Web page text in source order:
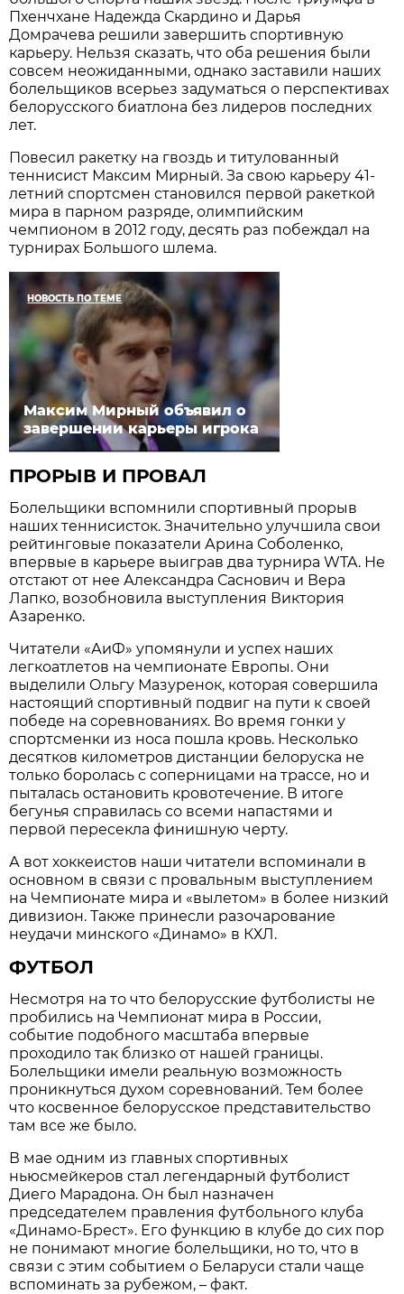
Пхенчхане Надежда Скардино и Дарья
Домрачева решили завершить спортивную
карьеру. Нельзя сказать, что оба решения были
совсем неожиданными, однако заставили наших
болельщиков всерьез задуматься о перспективах
белорусского биатлона без лидеров последних
лет.
Повесил ракетку на гвоздь и титулованный
теннисист Максим Мирный. За свою карьеру 41-
летний спортсмен становился первой ракеткой
мира в парном разряде, олимпийским
чемпионом в 2012 году, десять раз побеждал на
турнирах Большого шлема.
НОВОСТЬ ПО ТЕМЕ
Максим Мирный объявил о
завершении карьеры игрока
ПРОРЫВ И ПРОВАЛ
Болельщики вспомнили спортивный прорыв
наших теннисисток. Значительно улучшила свои
рейтинговые показатели Арина Соболенко,
впервые в карьере выиграв два турнира WTA. Не
отстают от нее Александра Саснович и Вера
Лапко, возобновила выступления Виктория
Азаренко.
Читатели «АиФ» упомянули и успех наших
легкоатлетов на чемпионате Европы. Они
выделили Ольгу Мазуренок, которая совершила
настоящий спортивный подвиг на пути к своей
победе на соревнованиях. Во время гонки у
спортсменки из носа пошла кровь. Несколько
десятков километров дистанции белоруска не
только боролась с соперницами на трассе, но и
пыталась остановить кровотечение. В итоге
бегунья справилась со всеми напастями и
первой пересекла финишную черту.
А вот хоккеистов наши читатели вспоминали в
основном в связи с провальным выступлением
на Чемпионате мира и «вылетом» в более низкий
дивизион. Также принесли разочарование
неудачи минского «Динамо» в КХЛ.
ФУТБОЛ
Несмотря на то что белорусские футболисты не
пробились на Чемпионат мира в России,
событие подобного масштаба впервые
проходило так близко от нашей границы.
Болельщики имели реальную возможность
проникнуться духом соревнований. Тем более
что косвенное белорусское представительство
там все же было.
В мае одним из главных спортивных
ньюсмейкеров стал легендарный футболист
Диего Марадона. Он был назначен
председателем правления футбольного клуба
«Динамо-Брест». Его функцию в клубе до сих пор
не понимают многие болельщики, но то, что в
связи с этим событием о Беларуси стали чаще
вспоминать за рубежом, – факт.